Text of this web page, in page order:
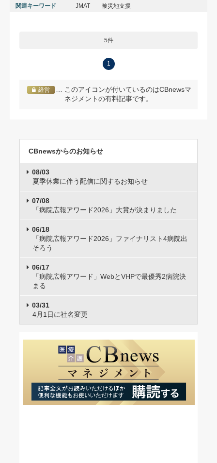
関連キーワード JMAT 被災地支援
5件
1
経営
… このアイコンが付いているのはCBnewsマ
ネジメントの有料記事です。
CBnewsからのお知らせ
08/03
夏季休業に伴う配信に関するお知らせ
07/08
「病院広報アワード2026」大賞が決まりました
06/18
「病院広報アワード2026」ファイナリスト4病院出
そろう
06/17
「病院広報アワード」WebとVHPで最優秀2病院決
まる
03/31
4月1日に社名変更